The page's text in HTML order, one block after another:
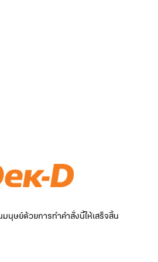
นุษย์ด้วยการทำคำสั่งนี้ให้เสร็จสิ้น